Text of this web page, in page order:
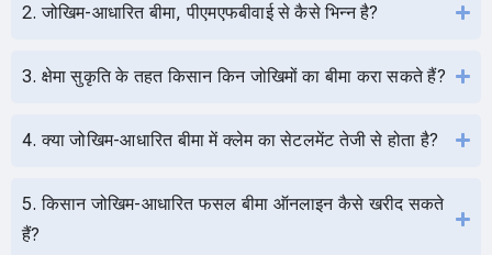
2. जोखिम-आधारित बीमा, पीएमएफबीवाई से कैसे भिन्न है?
3. क्षेमा सुकृति के तहत किसान किन जोखिमों का बीमा करा सकते हैं?
4. क्या जोखिम-आधारित बीमा में क्लेम का सेटलमेंट तेजी से होता है?
5. किसान जोखिम-आधारित फसल बीमा ऑनलाइन कैसे खरीद सकते
हैं?